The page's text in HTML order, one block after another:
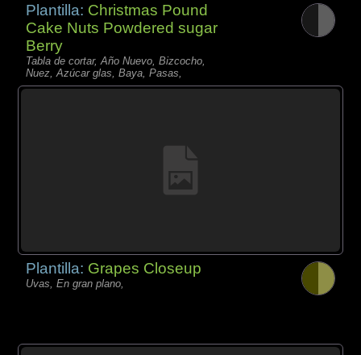
Plantilla: Christmas Pound
Cake Nuts Powdered sugar
Berry
Tabla de cortar, Año Nuevo, Bizcocho,
Nuez, Azúcar glas, Baya, Pasas,
Plantilla: Grapes Closeup
Uvas, En gran plano,